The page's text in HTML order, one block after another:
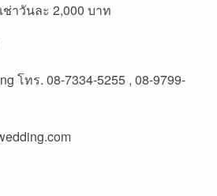
าวันละ 2,000 บาท
โทร. 08-7334-5255 , 08-9799-